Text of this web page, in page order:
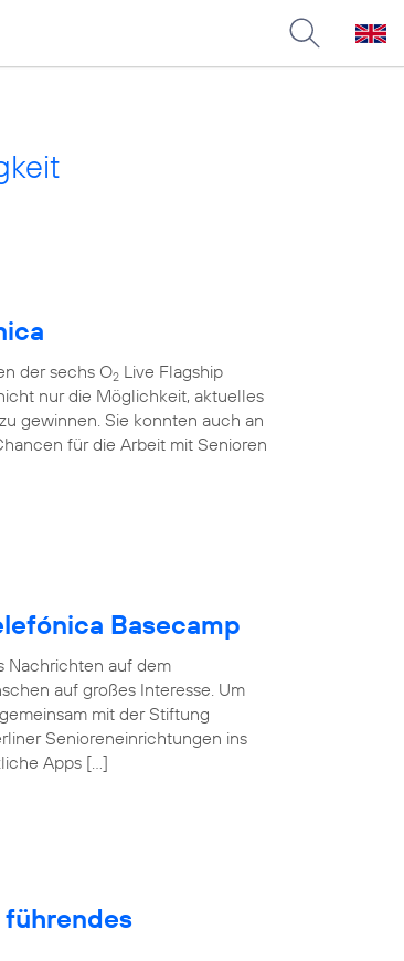
der sechs O2 Live Flagship
nur die Möglichkeit, aktuelles
gewinnen. Sie konnten auch an
für die Arbeit mit Senioren
Basecamp
Nachrichten auf dem
auf großes Interesse. Um
mit der Stiftung
Senioreneinrichtungen ins
Apps […]
führendes